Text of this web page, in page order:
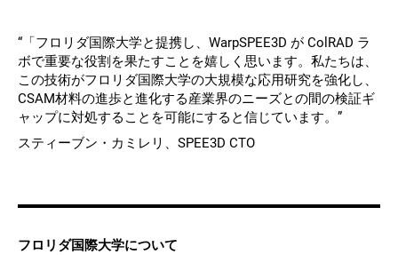
“「フロリダ国際大学と提携し、WarpSPEE3D が ColRAD ラ
ボで重要な役割を果たすことを嬉しく思います。私たちは、
この技術がフロリダ国際大学の大規模な応用研究を強化し、
CSAM材料の進歩と進化する産業界のニーズとの間の検証ギ
ャップに対処することを可能にすると信じています。”
スティーブン・カミレリ、SPEE3D CTO
フロリダ国際大学について